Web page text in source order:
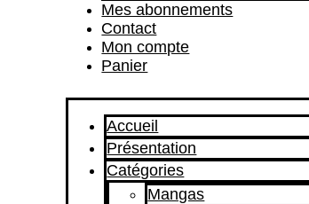
Mes abonnements
Contact
Mon compte
Panier
Accueil
Présentation
Catégories
Mangas